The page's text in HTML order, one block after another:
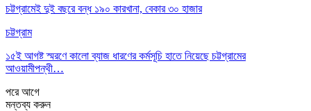
চট্টগ্রামেই দুই বছরে বন্ধ ১৯০ কারখানা, বেকার ৩০ হাজার
চট্টগ্রাম
১৫ই আগষ্ট স্মরণে কালো ব্যাজ ধারণের কর্মসূচি হাতে নিয়েছে চট্টগ্রামের
আওয়ামীপন্থী…
পরেআগে
মন্তব্য করুন